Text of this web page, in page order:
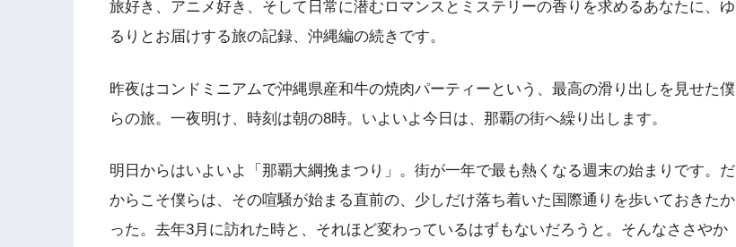
旅好き、アニメ好き、そして日常に潜むロマンスとミステリーの香りを求めるあなたに、ゆ
るりとお届けする旅の記録、沖縄編の続きです。
昨夜はコンドミニアムで沖縄県産和牛の焼肉パーティーという、最高の滑り出しを見せた僕
らの旅。一夜明け、時刻は朝の8時。いよいよ今日は、那覇の街へ繰り出します。
明日からはいよいよ「那覇大綱挽まつり」。街が一年で最も熱くなる週末の始まりです。だ
からこそ僕らは、その喧騒が始まる直前の、少しだけ落ち着いた国際通りを歩いておきたか
った。去年3月に訪れた時と、それほど変わっているはずもないだろうと。そんなささやか